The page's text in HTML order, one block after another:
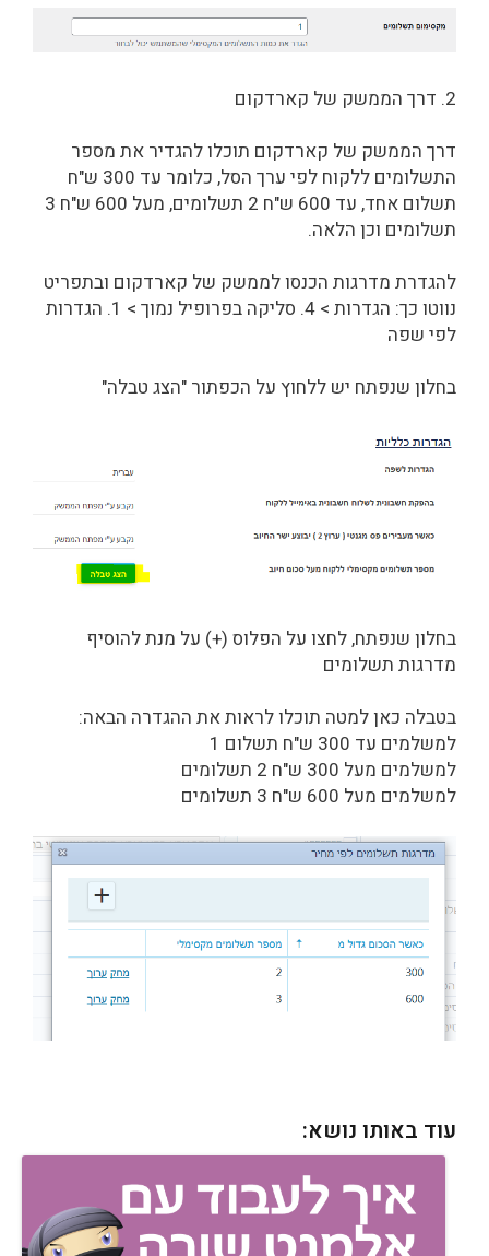
2. דרך הממשק של קארדקום
דרך הממשק של קארדקום תוכלו להגדיר את מספר
התשלומים ללקוח לפי ערך הסל, כלומר עד 300 ש"ח
תשלום אחד, עד 600 ש"ח 2 תשלומים, מעל 600 ש"ח 3
תשלומים וכן הלאה.
להגדרת מדרגות הכנסו לממשק של קארדקום ובתפריט
נווטו כך: הגדרות > 4. סליקה בפרופיל נמוך > 1. הגדרות
לפי שפה
בחלון שנפתח יש ללחוץ על הכפתור "הצג טבלה"
בחלון שנפתח, לחצו על הפלוס (+) על מנת להוסיף
מדרגות תשלומים
בטבלה כאן למטה תוכלו לראות את ההגדרה הבאה:
למשלמים עד 300 ש"ח תשלום 1
למשלמים מעל 300 ש"ח 2 תשלומים
למשלמים מעל 600 ש"ח 3 תשלומים
עוד באותו נושא: